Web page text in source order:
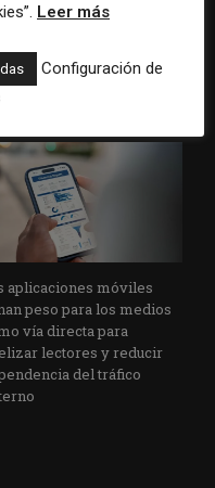
lecciones de Oxford
sobre innovación y
método periodístico
aplicaciones móviles
peso para los medios
vía directa para
lectores y reducir
del tráfico
Leer más
Configuración de